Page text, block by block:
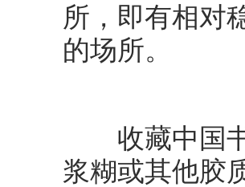
所，即有相对
的场所。
收藏中国书
浆糊或其他胶